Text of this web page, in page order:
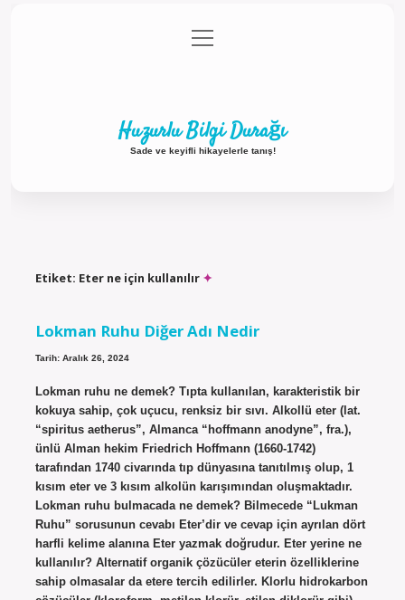
Gizlilik Politikası
menüyü
aç
Huzurlu Bilgi Durağı
Sade ve keyifli hikayelerle tanış!
Etiket: Eter ne için kullanılır
Lokman Ruhu Diğer Adı Nedir
Tarih: Aralık 26, 2024
Lokman ruhu ne demek? Tıpta kullanılan, karakteristik bir
kokuya sahip, çok uçucu, renksiz bir sıvı. Alkollü eter (lat.
“spiritus aetherus”, Almanca “hoffmann anodyne”, fra.),
ünlü Alman hekim Friedrich Hoffmann (1660-1742)
tarafından 1740 civarında tıp dünyasına tanıtılmış olup, 1
kısım eter ve 3 kısım alkolün karışımından oluşmaktadır.
Lokman ruhu bulmacada ne demek? Bilmecede “Lukman
Ruhu” sorusunun cevabı Eter’dir ve cevap için ayrılan dört
harfli kelime alanına Eter yazmak doğrudur. Eter yerine ne
kullanılır? Alternatif organik çözücüler eterin özelliklerine
sahip olmasalar da etere tercih edilirler. Klorlu hidrokarbon